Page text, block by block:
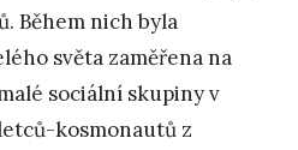
Během nich byla
světa zaměřena na
sociální skupiny v
kosmonautů z